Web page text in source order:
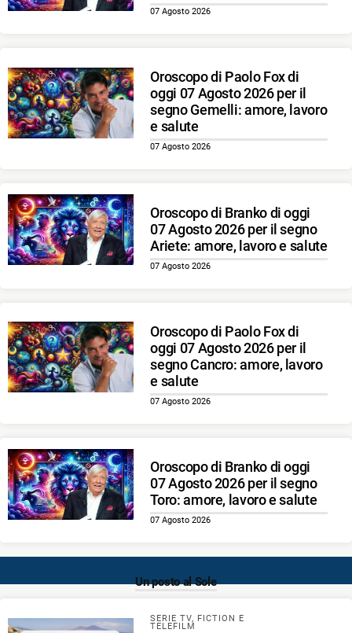
07 Agosto 2026
Oroscopo di Paolo Fox di
oggi 07 Agosto 2026 per il
segno Gemelli: amore, lavoro
e salute
07 Agosto 2026
Oroscopo di Branko di oggi
07 Agosto 2026 per il segno
Ariete: amore, lavoro e salute
07 Agosto 2026
Oroscopo di Paolo Fox di
oggi 07 Agosto 2026 per il
segno Cancro: amore, lavoro
e salute
07 Agosto 2026
Oroscopo di Branko di oggi
07 Agosto 2026 per il segno
Toro: amore, lavoro e salute
07 Agosto 2026
Un posto al Sole
SERIE TV, FICTION E
TELEFILM